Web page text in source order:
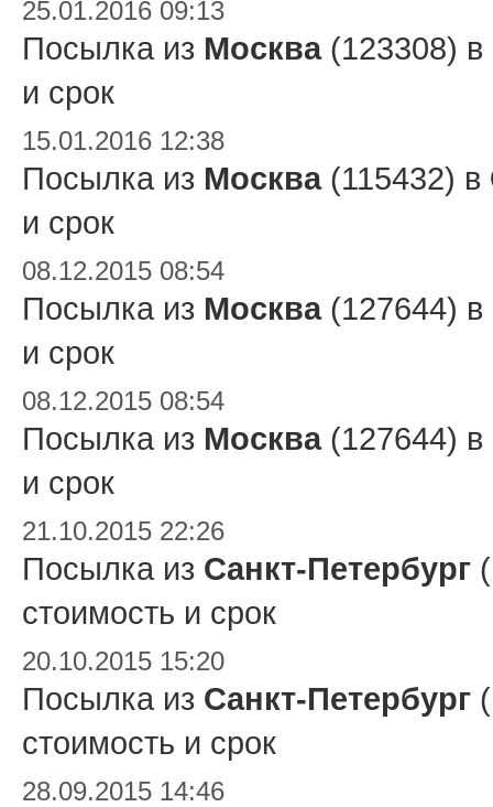
25.01.2016 09:13
Посылка из Москва(123308) в
и срок
15.01.2016 12:38
Посылка из Москва(115432) в
и срок
08.12.2015 08:54
Посылка из Москва(127644) в
и срок
08.12.2015 08:54
Посылка из Москва(127644) в
и срок
21.10.2015 22:26
Посылка из Санкт-Петербург
стоимость и срок
20.10.2015 15:20
Посылка из Санкт-Петербург
стоимость и срок
28.09.2015 14:46